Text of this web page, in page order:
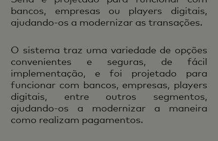
bancos, empresas ou players digitais,
ajudando-os a modernizar as transações.
O sistema traz uma variedade de opções
convenientes e seguras, de fácil
implementação, e foi projetado para
funcionar com bancos, empresas, players
digitais, entre outros segmentos,
ajudando-os a modernizar a maneira
como realizam pagamentos.​